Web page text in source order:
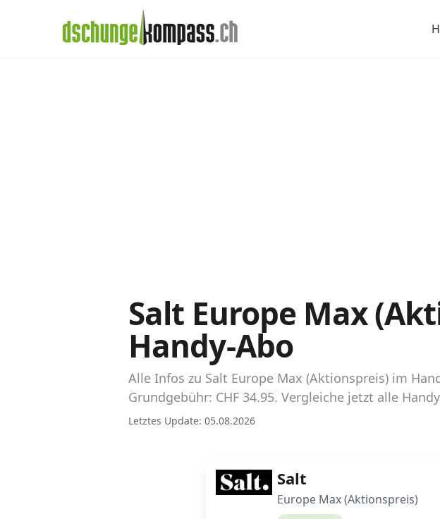
Daten-Abos vergleichen
Abos für Tablets, Hotspots und Smart
Tarifrechner Handy-Abo
Der gute alte Tarifrechner im neuen Design
Salt Europe Max
Handy-Abo
Alle Infos zu Salt Europe Max (Aktionspreis) im
Grundgebühr: CHF 34.95. Vergleiche jetzt alle
Letztes Update: 05.08.2026
Salt
Europe Max (Aktionspreis)